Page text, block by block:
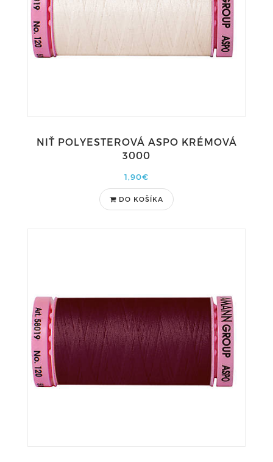
NIŤ POLYESTEROVÁ ASPO KRÉMOVÁ
3000
1,90€
DO KOŠÍKA